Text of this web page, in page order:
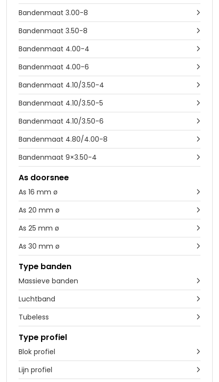
Bandenmaat 3.00-8 
Bandenmaat 3.50-8 
Bandenmaat 4.00-4 
Bandenmaat 4.00-6 
Bandenmaat 4.10/3.50-4 
Bandenmaat 4.10/3.50-5 
Bandenmaat 4.10/3.50-6 
Bandenmaat 4.80/4.00-8 
Bandenmaat 9×3.50-4 
As doorsnee
As 16 mm ø 
As 20 mm ø 
As 25 mm ø 
As 30 mm ø 
Type banden
Massieve banden 
Luchtband 
Tubeless 
Type profiel
Blok profiel 
Lijn profiel 